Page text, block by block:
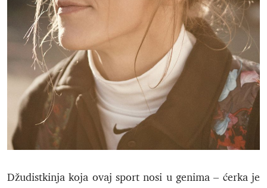
Džudistkinja koja ovaj sport nosi u genima – ćerka je